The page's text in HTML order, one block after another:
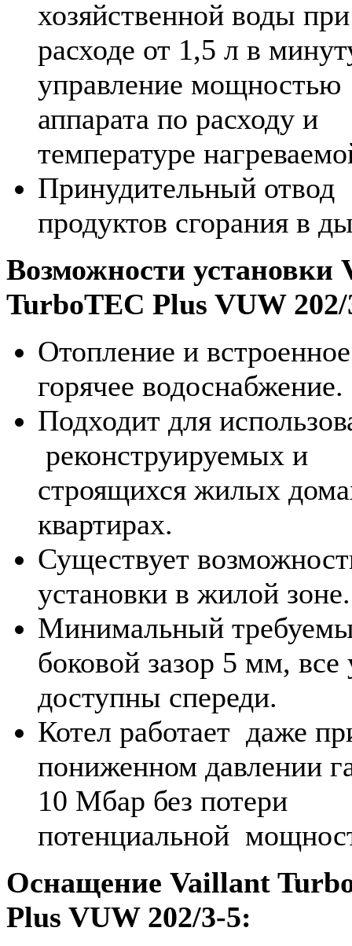
хозяйственной воды
расходе от 1,5 л в
управление мощностью
аппарата по расходу и
температуре
Принудительный отвод
продуктов сгорания в
Возможности установки
TurboTEC Plus VUW
Отопление и встроенное
горячее водоснабжение.
Подходит для
реконструируемых и
строящихся жилых
квартирах.
Существует
установки в жилой зоне.
Минимальный
боковой зазор 5 мм, все
доступны спереди.
Котел работает даже
пониженном давлении
10 Мбар без потери
потенциальной
Оснащение Vaillant
Plus VUW 202/3-5: